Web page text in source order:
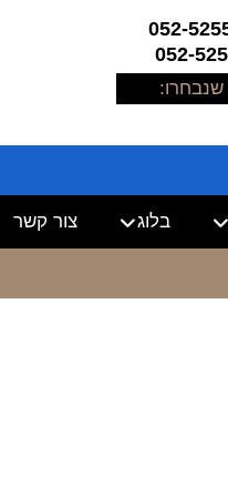
שנבחרו:
בלוג צור קשר